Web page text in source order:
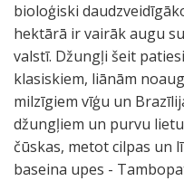
bioloģiski
hektārā ir vairāk augu
valstī. Džungļi šeit
klasiskiem, liānām
milzīgiem vīģu un
džungļiem un purvu
čūskas, metot cilpas un
baseina upes -